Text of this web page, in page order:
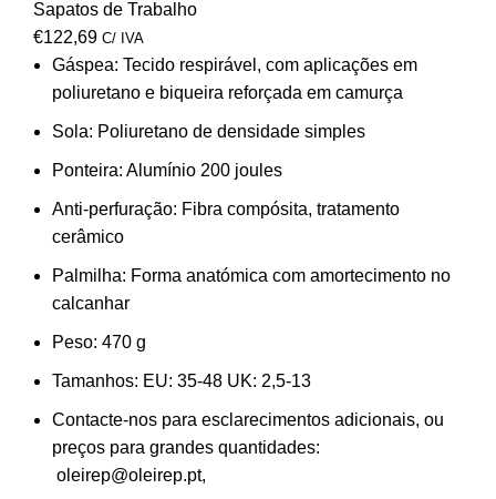
Sapatos de Trabalho
€122,69 C/ IVA
Gáspea: Tecido respirável, com aplicações em
poliuretano e biqueira reforçada em camurça
Sola: Poliuretano de densidade simples
Ponteira: Alumínio 200 joules
Anti-perfuração: Fibra compósita, tratamento
cerâmico
Palmilha: Forma anatómica com amortecimento no
calcanhar
Peso: 470 g
Tamanhos: EU: 35-48 UK: 2,5-13
Contacte-nos para esclarecimentos adicionais, ou
preços para grandes quantidades:
oleirep@oleirep.pt,